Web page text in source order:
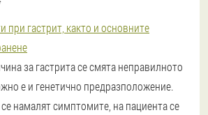
при гастрит, както и основните
за гастрита се смята неправилното
е и генетично предразположение.
намалят симптомите, на пациента се